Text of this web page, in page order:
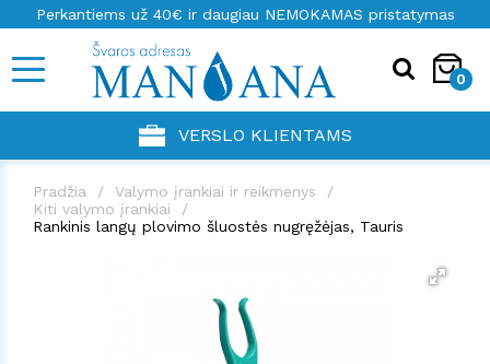
Perkantiems už 40€ ir daugiau NEMOKAMAS pristatymas
0
VERSLO KLIENTAMS
Pradžia
Valymo įrankiai ir reikmenys
Kiti valymo įrankiai
Rankinis langų plovimo šluostės nugręžėjas, Tauris